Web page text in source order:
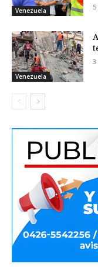
Venezuela
Venezuela
3